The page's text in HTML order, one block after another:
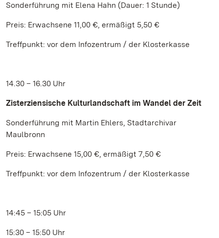
Sonderführung mit Elena Hahn (Dauer: 1 Stunde)
Preis: Erwachsene 11,00 €, ermäßigt 5,50 €
Treffpunkt: vor dem Infozentrum / der Klosterkasse
14.30 – 16.30 Uhr
Zisterziensische Kulturlandschaft im Wandel der Zeit
Sonderführung mit Martin Ehlers, Stadtarchivar
Maulbronn
Preis: Erwachsene 15,00 €, ermäßigt 7,50 €
Treffpunkt: vor dem Infozentrum / der Klosterkasse
14:45 – 15:05 Uhr
15:30 – 15:50 Uhr